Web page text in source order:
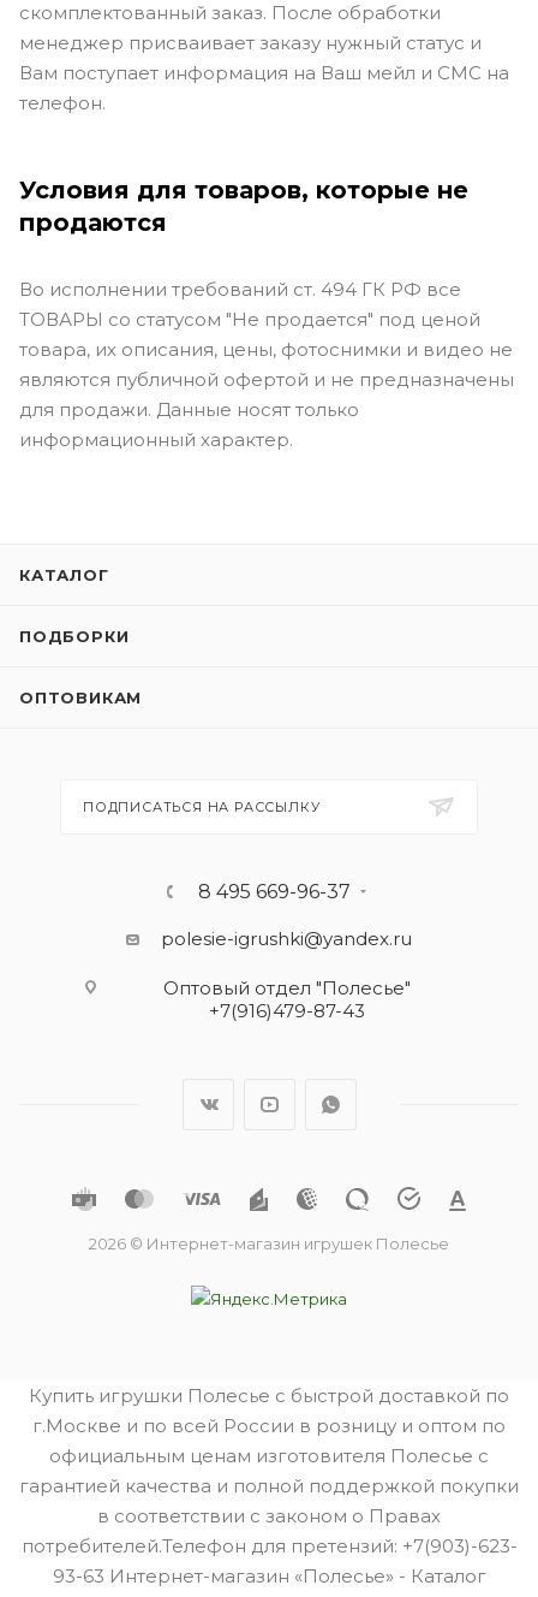
скомплектованный заказ. После обработки
менеджер присваивает заказу нужный статус и
Вам поступает информация на Ваш мейл и СМС на
телефон.
Условия для товаров, которые не
продаются
Во исполнении требований ст. 494 ГК РФ все
ТОВАРЫ со статусом "Не продается" под ценой
товара, их описания, цены, фотоснимки и видео не
являются публичной офертой и не предназначены
для продажи. Данные носят только
информационный характер.
КАТАЛОГ
ПОДБОРКИ
ОПТОВИКАМ
ПОДПИСАТЬСЯ НА РАССЫЛКУ
8 495 669-96-37
polesie-igrushki@yandex.ru
Оптовый отдел "Полесье"
+7(916)479-87-43
2026 © Интернет-магазин игрушек Полесье
Купить игрушки Полесье с быстрой доставкой по
г.Москве и по всей России в розницу и оптом по
официальным ценам изготовителя Полесье с
гарантией качества и полной поддержкой покупки
в соответствии с законом о Правах
потребителей.Телефон для претензий: +7(903)-623-
93-63 Интернет-магазин «Полесье» - Каталог